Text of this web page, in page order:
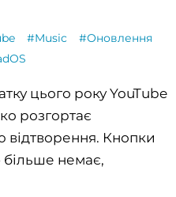
#Music
#Оновлення
цього року YouTube
розгортає
Кнопки
більше немає,